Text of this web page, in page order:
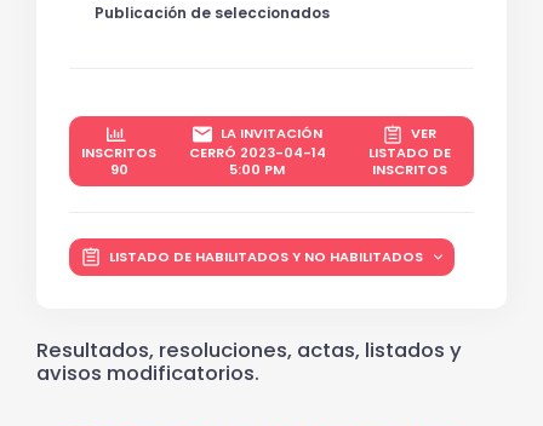
Publicación de seleccionados
INSCRITOS
90
LA INVITACIÓN
CERRÓ 2023-04-14
5:00 PM
VER
LISTADO DE
INSCRITOS
LISTADO DE HABILITADOS Y NO HABILITADOS
Resultados, resoluciones, actas, listados y
avisos modificatorios.